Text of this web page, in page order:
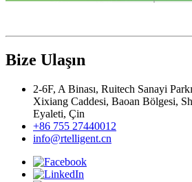
Bize Ulaşın
2-6F, A Binası, Ruitech Sanayi
Xixiang Caddesi, Baoan Bölgesi,
Eyaleti, Çin
+86 755 27440012
info@rtelligent.cn